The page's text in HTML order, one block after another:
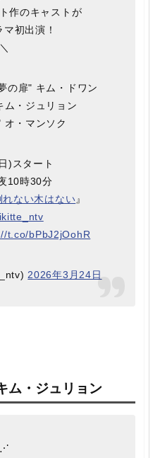
作のキャストが
初出演！
＼
の扉" キム・ドワン
ム・ジュリョン
オ・マンソク
)スタート
10時30分
ない木はない』
t.co/bPbJ2jOohR
2026年3月24日
ム・ジュリョン
⋰